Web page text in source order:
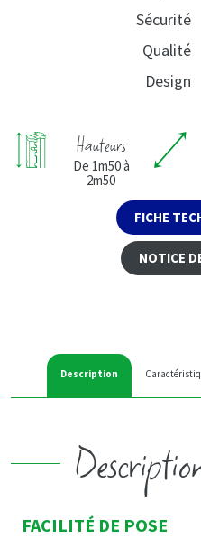
Sécurité
Qualité
Design
Hauteurs
De 1m50 à
2m50
FICHE
NOTICE
Description
FACILITÉ DE POSE